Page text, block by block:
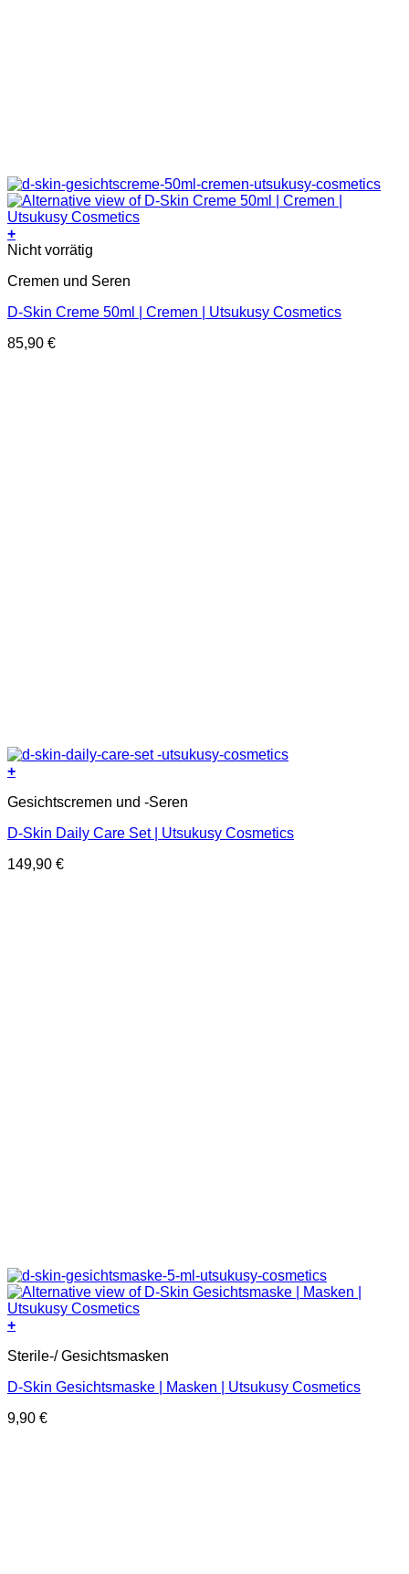
+
Nicht vorrätig
Cremen und Seren
D-Skin Creme 50ml | Cremen | Utsukusy Cosmetics
85,90 €
+
Gesichtscremen und -Seren
D-Skin Daily Care Set | Utsukusy Cosmetics
149,90 €
+
Sterile-/ Gesichtsmasken
D-Skin Gesichtsmaske | Masken | Utsukusy Cosmetics
9,90 €